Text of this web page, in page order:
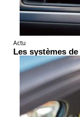
Actu
Les systèmes